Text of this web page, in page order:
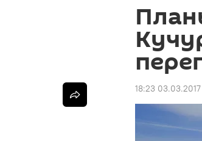
18:23 03.03.2017